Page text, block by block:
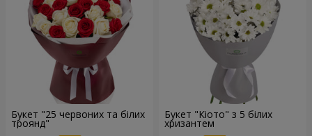
Букет "25 червоних та білих
троянд"
Букет "Кіото" з 5 білих
хризантем